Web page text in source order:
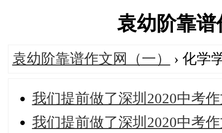
袁幼阶靠
袁幼阶靠谱作文网（一） › 化学
我们提前做了深圳2020中考
我们提前做了深圳2020中考